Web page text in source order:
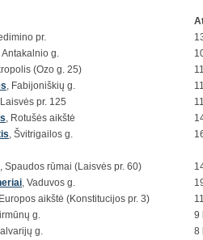
pr.
, Antakalnio g.
(Ozo g. 25)
, Fabijoniškių g.
, Laisvės pr. 125
, Rotušės aikštė
, Švitrigailos g.
, Spaudos rūmai (Laisvės pr. 60)
, Vaduvos g.
, Europos aikštė (Konstitucijos pr. 3)
g.
9
g.
8